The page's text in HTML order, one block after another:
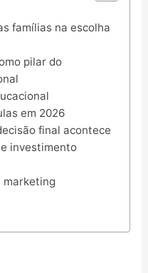
famílias na escolha
pilar do
em 2026
final acontece
investimento
marketing